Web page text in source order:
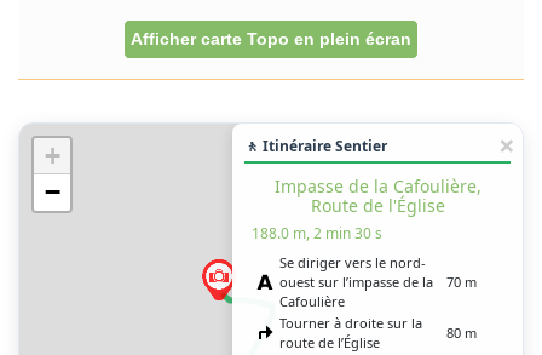
Afficher carte Topo en plein écran
+
−
🚶 Itinéraire Sentier
Impasse de la Cafoulière,
Route de l'Église
188.0 m, 2 min 30 s
Se diriger vers le nord-
ouest sur l’impasse de la
Cafoulière
70 m
Tourner à droite sur la
route de l’Église
80 m